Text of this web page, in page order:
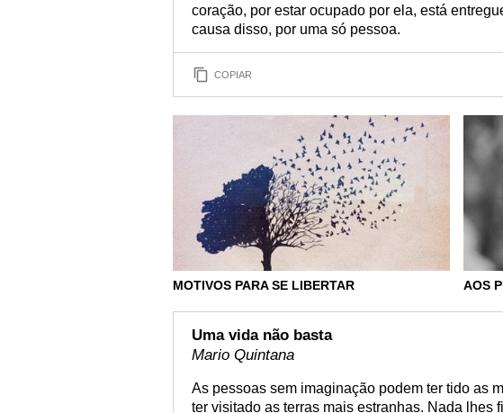
coração, por estar ocupado por ela, está
causa disso, por uma só pessoa.
COPIAR
MOTIVOS PARA SE LIBERTAR AOS
Uma vida não basta
Mario Quintana
As pessoas sem imaginação podem ter tido as
ter visitado as terras mais estranhas. Nada lhes